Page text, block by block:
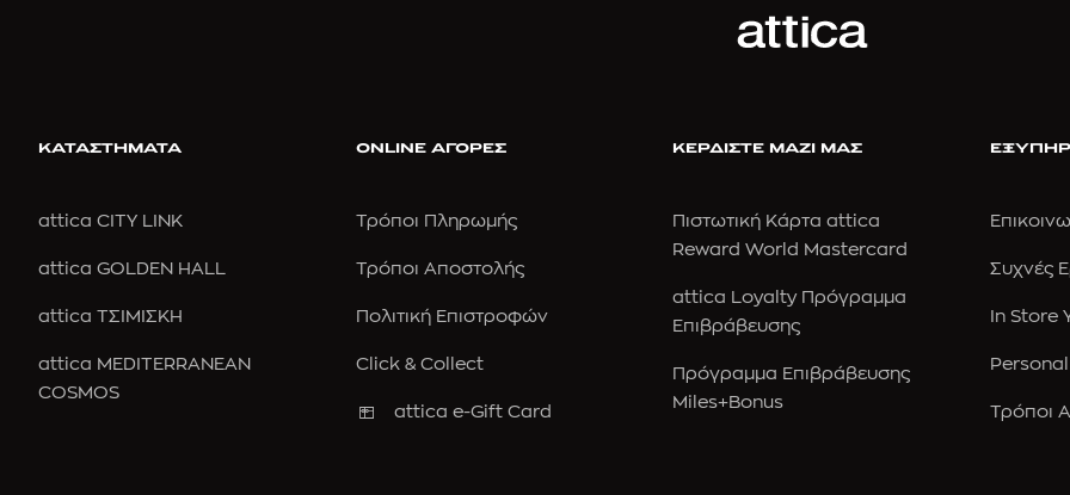
ΚΑΤΑΣΤΗΜΑΤΑ
attica CITY LINK
attica GOLDEN HALL
attica ΤΣΙΜΙΣΚΗ
attica MEDITERRANEAN
COSMOS
ONLINE ΑΓΟΡΕΣ
Τρόποι Πληρωμής
Τρόποι Αποστολής
Πολιτική Επιστροφών
Click & Collect
attica e-Gift Card
ΚΕΡΔΙΣΤΕ ΜΑΖΙ ΜΑΣ
Πιστωτική Κάρτα attica
Reward World Mastercard
attica Loyalty Πρόγραμμα
Επιβράβευσης
Πρόγραμμα Επιβράβευσης
Miles+Bonus
Συχνές
In Store
Τρόποι